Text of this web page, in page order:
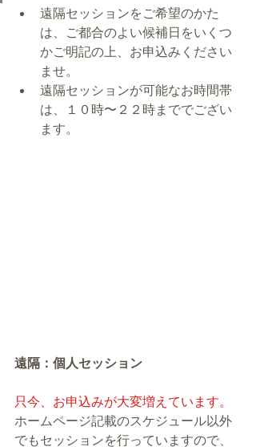
遠隔セッションをご希望のかた
は、ご都合のよい候補日をいくつ
かご明記の上、お申込みください
ませ。
遠隔セッションが可能なお時間帯
は、１０時〜２２時まででござい
ます。
遠隔：個人セッション
只今、お申込みが大変増えています。
ホームページ記載のスケジュール以外
でもセッションを行っていますので、